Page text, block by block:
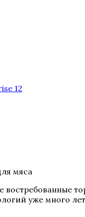
12
мяса
востребованные
уже много